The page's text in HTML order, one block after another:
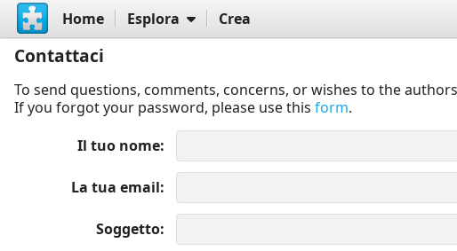
Home Esplora Crea
Contattaci
To send questions, comments, concerns, or wishes to the
If you forgot your password, please use this form.
Il tuo nome
La tua email
Soggetto